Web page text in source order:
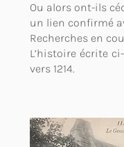
Ou alors ont-ils
un lien confirmé
Recherches en
L’histoire écrite
vers 1214.